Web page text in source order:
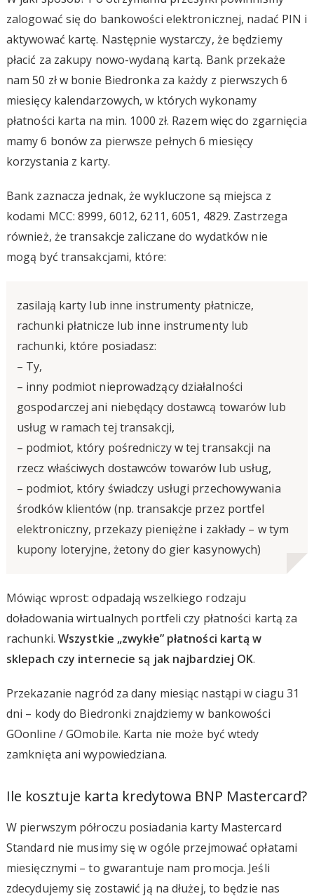
zalogować się do bankowości elektronicznej, nadać PIN i
aktywować kartę. Następnie wystarczy, że będziemy
płacić za zakupy nowo-wydaną kartą. Bank przekaże
nam 50 zł w bonie Biedronka za każdy z pierwszych 6
miesięcy kalendarzowych, w których wykonamy
płatności karta na min. 1000 zł. Razem więc do zgarnięcia
mamy 6 bonów za pierwsze pełnych 6 miesięcy
korzystania z karty.
Bank zaznacza jednak, że wykluczone są miejsca z
kodami MCC: 8999, 6012, 6211, 6051, 4829. Zastrzega
również, że transakcje zaliczane do wydatków nie
mogą być transakcjami, które:
zasilają karty lub inne instrumenty płatnicze,
rachunki płatnicze lub inne instrumenty lub
rachunki, które posiadasz:
– Ty,
– inny podmiot nieprowadzący działalności
gospodarczej ani niebędący dostawcą towarów lub
usług w ramach tej transakcji,
– podmiot, który pośredniczy w tej transakcji na
rzecz właściwych dostawców towarów lub usług,
– podmiot, który świadczy usługi przechowywania
środków klientów (np. transakcje przez portfel
elektroniczny, przekazy pieniężne i zakłady – w tym
kupony loteryjne, żetony do gier kasynowych)
Mówiąc wprost: odpadają wszelkiego rodzaju
doładowania wirtualnych portfeli czy płatności kartą za
rachunki. Wszystkie „zwykłe” płatności kartą w
sklepach czy internecie są jak najbardziej OK.
Przekazanie nagród za dany miesiąc nastąpi w ciagu 31
dni – kody do Biedronki znajdziemy w bankowości
GOonline / GOmobile. Karta nie może być wtedy
zamknięta ani wypowiedziana.
Ile kosztuje karta kredytowa BNP Mastercard?
W pierwszym półroczu posiadania karty Mastercard
Standard nie musimy się w ogóle przejmować opłatami
miesięcznymi – to gwarantuje nam promocja. Jeśli
zdecydujemy się zostawić ją na dłużej, to będzie nas